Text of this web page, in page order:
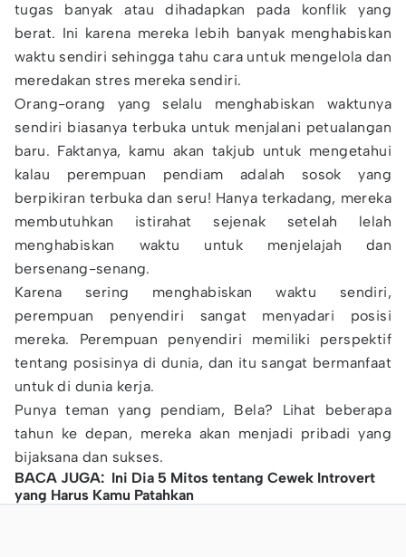
tugas banyak atau dihadapkan pada konflik yang
berat. Ini karena mereka lebih banyak menghabiskan
waktu sendiri sehingga tahu cara untuk mengelola dan
meredakan stres mereka sendiri.
Orang-orang yang selalu menghabiskan waktunya
sendiri biasanya terbuka untuk menjalani petualangan
baru. Faktanya, kamu akan takjub untuk mengetahui
kalau perempuan pendiam adalah sosok yang
berpikiran terbuka dan seru! Hanya terkadang, mereka
membutuhkan istirahat sejenak setelah lelah
menghabiskan waktu untuk menjelajah dan
bersenang-senang.
Karena sering menghabiskan waktu sendiri,
perempuan penyendiri sangat menyadari posisi
mereka. Perempuan penyendiri memiliki perspektif
tentang posisinya di dunia, dan itu sangat bermanfaat
untuk di dunia kerja.
Punya teman yang pendiam, Bela? Lihat beberapa
tahun ke depan, mereka akan menjadi pribadi yang
bijaksana dan sukses.
BACA JUGA: Ini Dia 5 Mitos tentang Cewek Introvert
yang Harus Kamu Patahkan​